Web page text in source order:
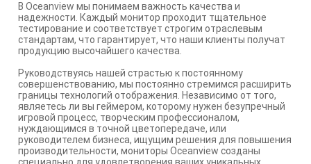
В Oceanview мы понимаем важность качества и
надежности. Каждый монитор проходит тщательное
тестирование и соответствует строгим отраслевым
стандартам, что гарантирует, что наши клиенты получат
продукцию высочайшего качества.
Руководствуясь нашей страстью к постоянному
совершенствованию, мы постоянно стремимся расширить
границы технологий отображения. Независимо от того,
являетесь ли вы геймером, которому нужен безупречный
игровой процесс, творческим профессионалом,
нуждающимся в точной цветопередаче, или
руководителем бизнеса, ищущим решения для повышения
производительности, мониторы Oceanview созданы